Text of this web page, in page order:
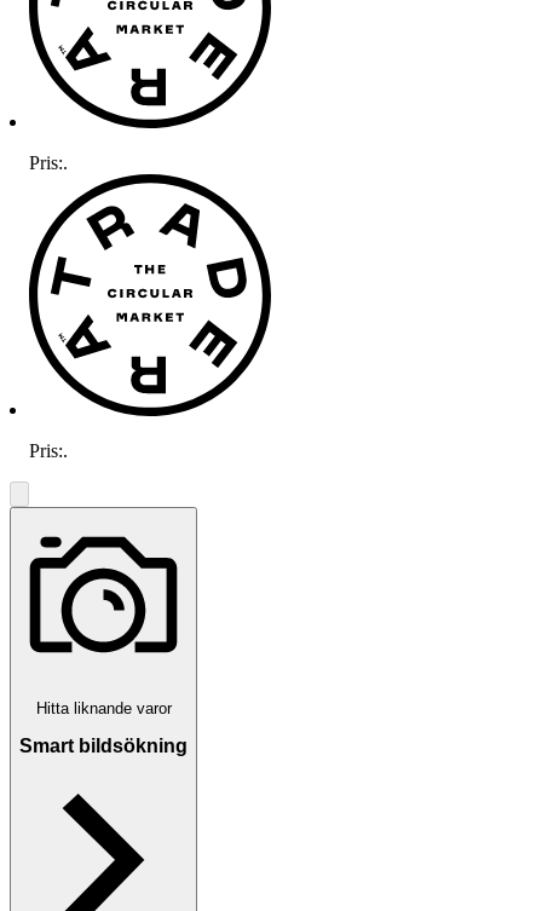
Pris:.
Pris:.
Hitta liknande varor
Smart bildsökning